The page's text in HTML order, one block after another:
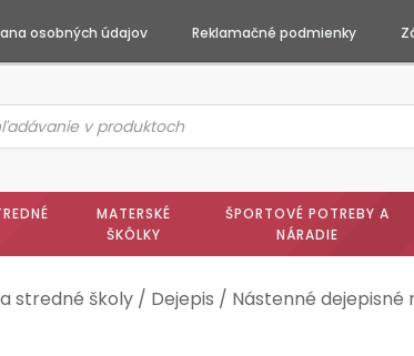
osobných údajov Reklamačné podmienky
MATERSKÉ
ŠKÔLKY
ŠPORTOVÉ POTREBY A
NÁRADIE
stredné školy / Dejepis / Nástenné dejepisné